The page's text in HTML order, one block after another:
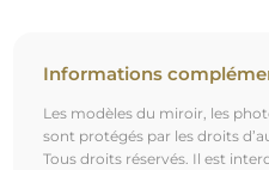
Informations
Les modèles du miroir, les
sont protégés par les droits
Tous droits réservés. Il est